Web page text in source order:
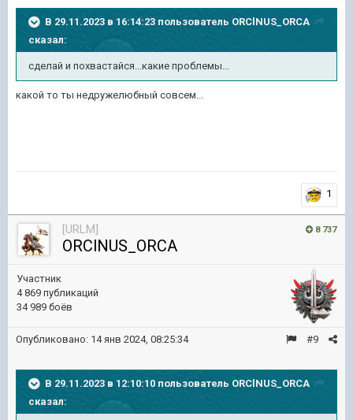
В 29.11.2023 в 16:14:23 пользователь ORClNUS_ORCA
сказал:
сделай и похвастайся...какие проблемы...
какой то ты недружелюбный совсем...
1
8 737
[URLM]
ORClNUS_ORCA
Участник
4 869 публикаций
34 989 боёв
#9
Опубликовано: 14 янв 2024, 08:25:34
В 29.11.2023 в 12:10:10 пользователь ORClNUS_ORCA
сказал: